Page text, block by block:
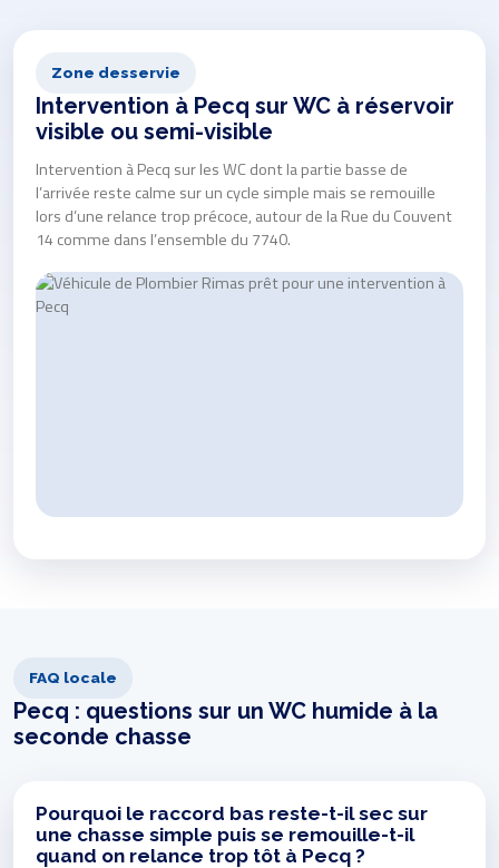
Zone desservie
Intervention à Pecq sur WC à réservoir
visible ou semi-visible
Intervention à Pecq sur les WC dont la partie basse de
l’arrivée reste calme sur un cycle simple mais se remouille
lors d’une relance trop précoce, autour de la Rue du Couvent
14 comme dans l’ensemble du 7740.
FAQ locale
Pecq : questions sur un WC humide à la
seconde chasse
Pourquoi le raccord bas reste-t-il sec sur
une chasse simple puis se remouille-t-il
quand on relance trop tôt à Pecq ?